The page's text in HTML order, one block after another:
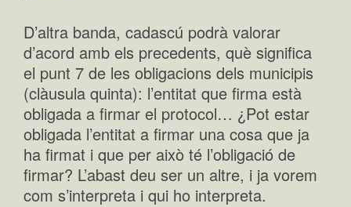
D’altra banda, cadascú podrà valorar
d’acord amb els precedents, què significa
el punt 7 de les obligacions dels municipis
(clàusula quinta): l’entitat que firma està
obligada a firmar el protocol… ¿Pot estar
obligada l’entitat a firmar una cosa que ja
ha firmat i que per això té l’obligació de
firmar? L’abast deu ser un altre, i ja vorem
com s’interpreta i qui ho interpreta.